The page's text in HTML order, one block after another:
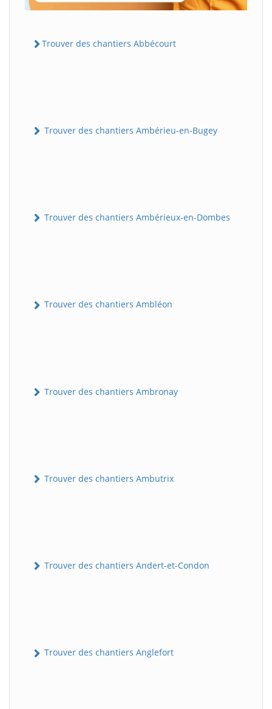
Trouver des chantiers Abbécourt
Trouver des chantiers Ambérieu-en-Bugey
Trouver des chantiers Ambérieux-en-Dombes
Trouver des chantiers Ambléon
Trouver des chantiers Ambronay
Trouver des chantiers Ambutrix
Trouver des chantiers Andert-et-Condon
Trouver des chantiers Anglefort